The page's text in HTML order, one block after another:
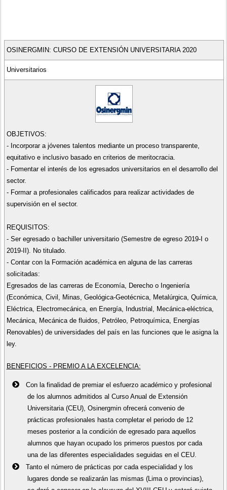
OSINERGMIN: CURSO DE EXTENSIÓN UNIVERSITARIA 2020
Universitarios
OBJETIVOS:
- Incorporar a jóvenes talentos mediante un proceso transparente,
equitativo e inclusivo basado en criterios de meritocracia.
- Fomentar el interés de los egresados universitarios en el desarrollo del
sector.
- Formar a profesionales calificados para realizar actividades de
supervisión en el sector.
REQUISITOS:
- Ser egresado o bachiller universitario (Semestre de egreso 2019-I o
2019-II). No titulado.
- Contar con la Formación académica en alguna de las carreras
solicitadas:
Egresados de las carreras de Economía, Derecho o Ingeniería
(Económica, Civil, Minas, Geológica-Geotécnica, Metalúrgica, Química,
Eléctrica, Electromecánica, en Energía, Industrial, Mecánica-eléctrica,
Mecánica, Mecánica de fluidos, Petróleo, Petroquímica, Energías
Renovables) de universidades del país en las funciones que le asigna la
ley.
BENEFICIOS - PREMIO A LA EXCELENCIA:
Con la finalidad de premiar el esfuerzo académico y profesional
de los alumnos admitidos al Curso Anual de Extensión
Universitaria (CEU), Osinergmin ofrecerá convenio de
prácticas profesionales hasta completar el periodo de 12
meses posterior a la condición de egresado para aquellos
alumnos que hayan ocupado los primeros puestos por cada
una de las diferentes especialidades seguidas en el CEU.
Tanto el número de prácticas por cada especialidad y los
lugares donde se realizarán las mismas (Lima o provincias),